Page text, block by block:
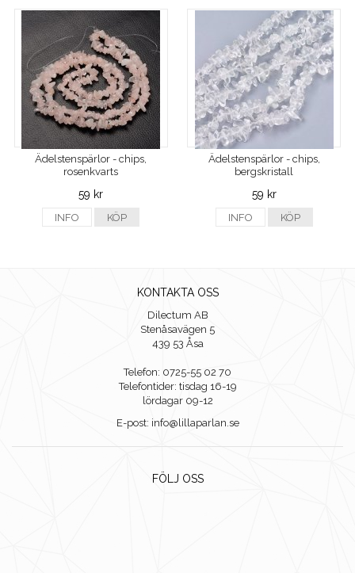
Ädelstenspärlor - chips,
rosenkvarts
59 kr
INFO KÖP
Ädelstenspärlor - chips,
bergskristall
59 kr
INFO KÖP
KONTAKTA OSS
Dilectum AB
Stenåsavägen 5
439 53 Åsa
Telefon: 0725-55 02 70
Telefontider: tisdag 16-19
lördagar 09-12
E-post: info@lillaparlan.se
FÖLJ OSS